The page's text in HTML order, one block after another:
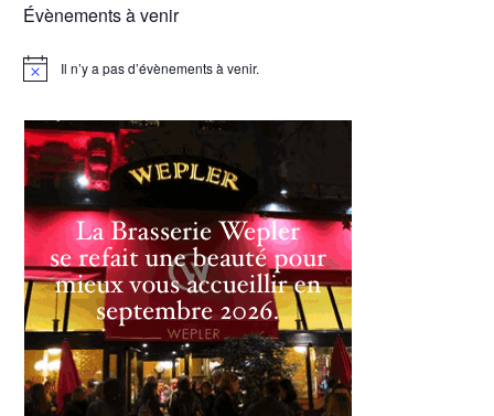
Évènements à venir
Notice Il n’y a pas d’évènements à venir.